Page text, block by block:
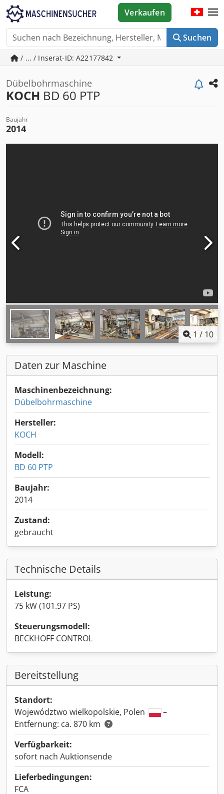
Suchen
Verkaufen
/ ... / Inserat-ID: A22177842
Dübelbohrmaschine
KOCH BD 60 PTP
Baujahr
2014
1 / 10
Daten zur Maschine
Maschinenbezeichnung:
Dübelbohrmaschine
Hersteller:
KOCH
Modell:
BD 60 PTP
Baujahr:
2014
Zustand:
gebraucht
Technische Details
Leistung:
75 kW (101.97 PS)
Steuerungsmodell:
BECKHOFF CONTROL
Bereitstellung
Standort:
Województwo wielkopolskie, Polen
–
Entfernung: ca. 870 km
Verfügbarkeit:
sofort nach Auktionsende
Lieferbedingungen:
FCA